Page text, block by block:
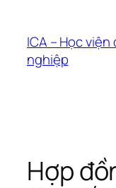
phầnICA – Học
nghiệp
Hợp